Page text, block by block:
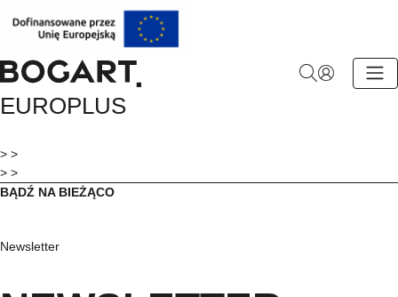
BOGART.
-
główna
EUROPLUS
> >
> >
BĄDŹ NA BIEŻĄCO
Newsletter